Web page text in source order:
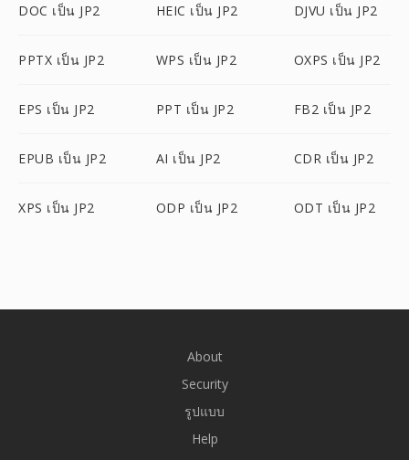
DOC เป็น JP2 HEIC เป็น JP2 DJVU เป็น JP2
PPTX เป็น JP2 WPS เป็น JP2 OXPS เป็น JP2
EPS เป็น JP2 PPT เป็น JP2 FB2 เป็น JP2
EPUB เป็น JP2 AI เป็น JP2 CDR เป็น JP2
XPS เป็น JP2 ODP เป็น JP2 ODT เป็น JP2
About
Security
รูปแบบ
Help